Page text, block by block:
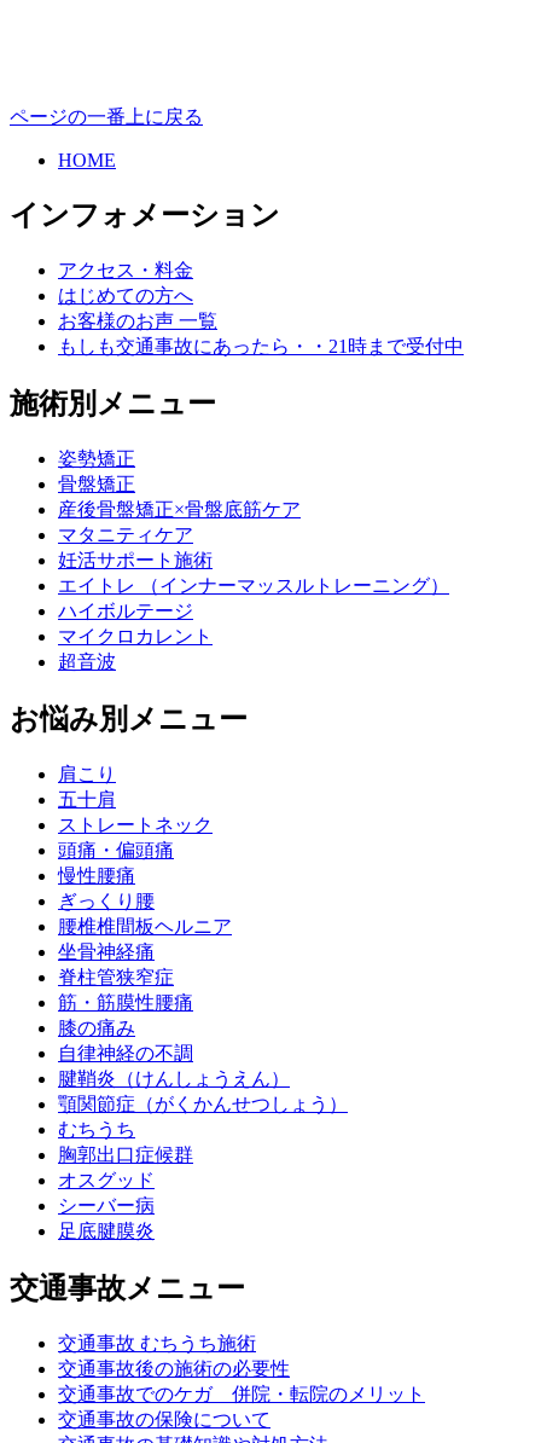
ページの一番上に戻る
HOME
インフォメーション
アクセス・料金
はじめての方へ
お客様のお声 一覧
もしも交通事故にあったら・・21時まで受付中
施術別メニュー
姿勢矯正
骨盤矯正
産後骨盤矯正×骨盤底筋ケア
マタニティケア
妊活サポート施術
エイトレ （インナーマッスルトレーニング）
ハイボルテージ
マイクロカレント
超音波
お悩み別メニュー
肩こり
五十肩
ストレートネック
頭痛・偏頭痛
慢性腰痛
ぎっくり腰
腰椎椎間板ヘルニア
坐骨神経痛
脊柱管狭窄症
筋・筋膜性腰痛
膝の痛み
自律神経の不調
腱鞘炎（けんしょうえん）
顎関節症（がくかんせつしょう）
むちうち
胸郭出口症候群
オスグッド
シーバー病
足底腱膜炎
交通事故メニュー
交通事故 むちうち施術
交通事故後の施術の必要性
交通事故でのケガ 併院・転院のメリット
交通事故の保険について